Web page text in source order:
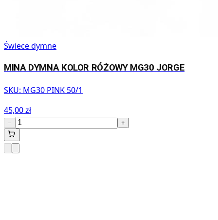
Świece dymne
MINA DYMNA KOLOR RÓŻOWY MG30 JORGE
SKU: MG30 PINK 50/1
45,00 zł
− +